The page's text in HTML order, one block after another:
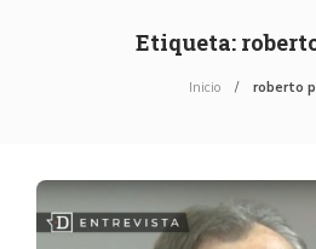
Etiqueta:
Inicio roberto